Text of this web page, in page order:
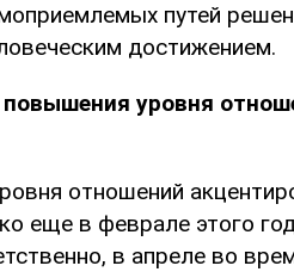
путей
достижением.
уровня
отношений
еще в феврале этого
в апреле во